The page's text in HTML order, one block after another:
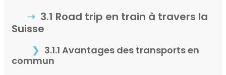
3.1 Road trip en train à travers la
Suisse
3.1.1 Avantages des transports en
commun